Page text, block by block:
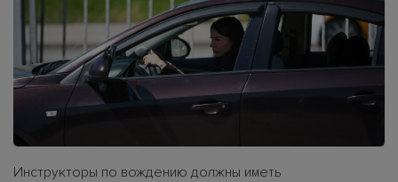
Инструкторы по вождению должны иметь